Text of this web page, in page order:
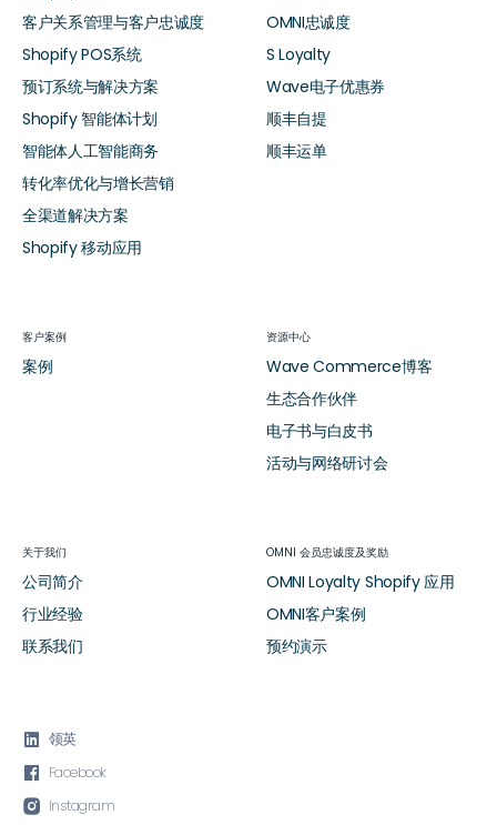
 领英
 Facebook
 Instagram
客户关系管理与客户忠诚度
Shopify POS系统
预订系统与解决方案
Shopify 智能体计划
智能体人工智能商务
转化率优化与增长营销
全渠道解决方案
Shopify 移动应用
OMNI忠诚度
S Loyalty
Wave电子优惠券
顺丰自提
顺丰运单
客户案例
案例
资源中心
Wave Commerce博客
生态合作伙伴
电子书与白皮书
活动与网络研讨会
关于我们
公司简介
行业经验
联系我们
OMNI 会员忠诚度及奖励
OMNI Loyalty Shopify 应用
OMNI客户案例
预约演示